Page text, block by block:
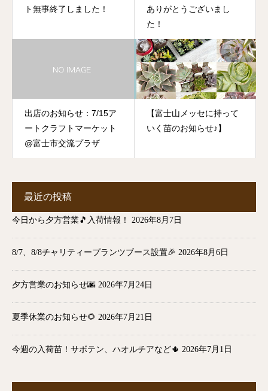
ト無事終了しました！
ありがとうございまし
た！
出店のお知らせ：7/15ア
ートクラフトマーケット
@富士市交流プラザ
【富士山メッセに持って
いく苗のお知らせ♪】
最近の投稿
今日から夕方営業🎵入荷情報！ 2026年8月7日
8/7、8/8チャリティープランツブース設置🎉 2026年8月6日
夕方営業のお知らせ🌆 2026年7月24日
夏季休業のお知らせ🌻 2026年7月21日
今週の入荷苗！サボテン、ハオルチアなど🌵 2026年7月1日